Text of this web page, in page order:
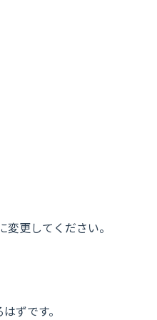
変更してください。
ずです。